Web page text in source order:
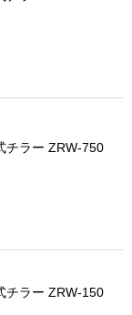
チラー ZRW‐750
チラー ZRW-150